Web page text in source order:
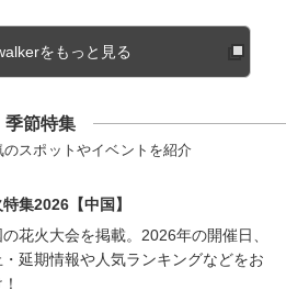
をもっと見る
季節特集
スポットやイベントを紹介
集2026【中国】
花火大会を掲載。2026年の開催日、
延期情報や人気ランキングなどをお